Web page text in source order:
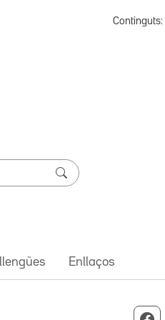
Continguts:
Enllaços